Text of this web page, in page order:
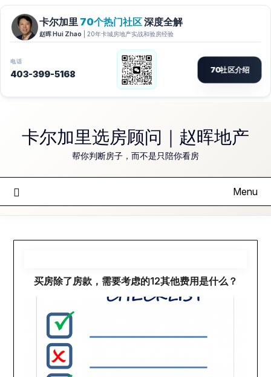
content卡尔加里选房顾问｜赵晖地产
帮你判断房子，而不是只陪你看房
Menu
买房除了房款，需要考虑的12其他费用是什么？